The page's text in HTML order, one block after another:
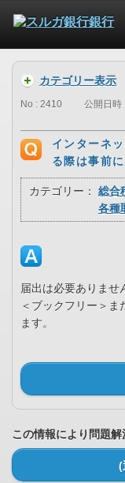
カテゴリー表示
No : 2410 公開日時
インターネ
る際は事前
カテゴリー：
総合
各種
届出は必要ありませ
＜ブックフリー＞
ます。
この情報により問題解
(